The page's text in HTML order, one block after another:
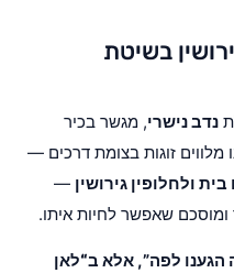
בשיטת
נדב נישרי, מגשר בכיר
מלווים זוגות בצומת דרכים —
ולחלופין גירושין —
שאפשר לחיות איתו.
לפה”, אלא ב“לאן